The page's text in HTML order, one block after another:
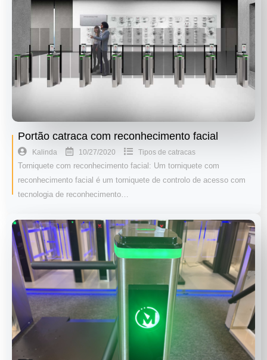
Portão catraca com reconhecimento facial
Kalinda 10/27/2020 Tipos de catracas
Torniquete com reconhecimento facial: Um torniquete com
reconhecimento facial é um torniquete de controlo de acesso com
tecnologia de reconhecimento…